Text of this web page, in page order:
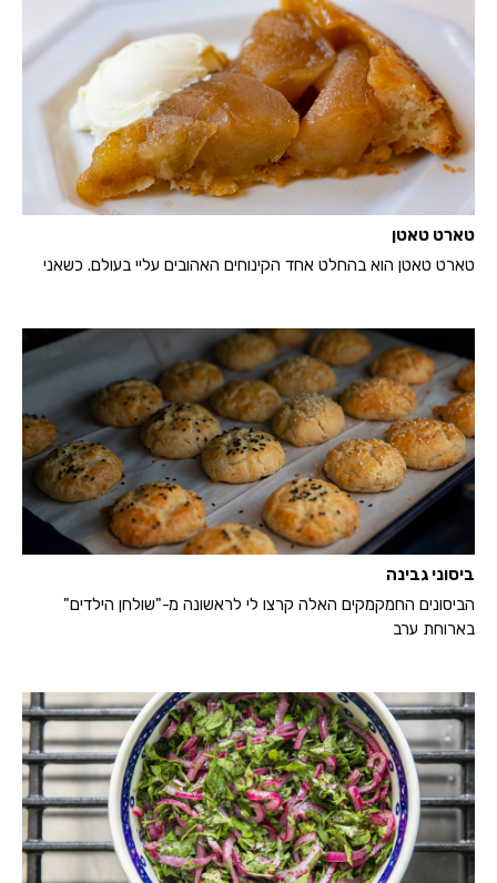
טארט טאטן
טארט טאטן הוא בהחלט אחד הקינוחים האהובים עליי בעולם. כשאני
ביסוני גבינה
הביסונים החמקמקים האלה קרצו לי לראשונה מ-"שולחן הילדים"
בארוחת ערב